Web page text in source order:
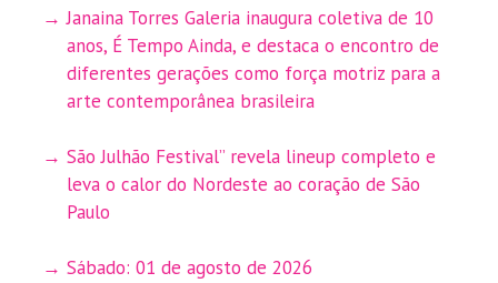
Janaina Torres Galeria inaugura coletiva de 10
anos, É Tempo Ainda, e destaca o encontro de
diferentes gerações como força motriz para a
arte contemporânea brasileira
São Julhão Festival” revela lineup completo e
leva o calor do Nordeste ao coração de São
Paulo
Sábado: 01 de agosto de 2026